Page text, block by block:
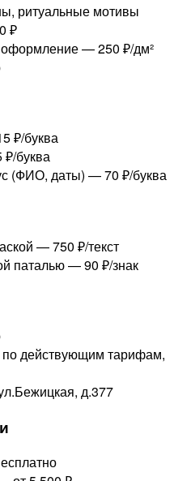
ритуальные мотивы
₽
оформление —250 ₽/дм²
₽/буква
₽/буква
(ФИО, даты) —70 ₽/буква
—750 ₽/текст
паталью —90 ₽/знак
по действующим тарифам,
д.377